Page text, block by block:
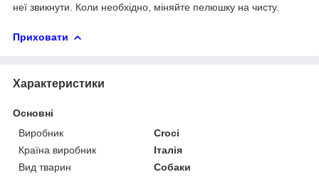
неї звикнути. Коли необхідно, міняйте пелюшку на чисту.
Приховати
Характеристики
Основні
Виробник
Croci
Країна виробник
Італія
Вид тварин
Собаки